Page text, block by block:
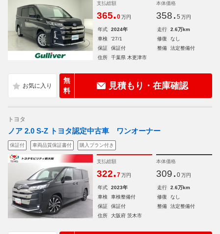
支払総額
365.0 万円
本体価格
358. 5 万円
年式 2024年 走行
2.6万km
車検
'27/1 修復
なし
保証
保証付 整備
法定整備付
住所
千葉県 木更津市
無
料
見積もり・在庫確認
トヨタ
ノア 2.0 S-Z トヨタ認定中古車 ワンオーナー
保証付 車両品質保証書付 購入プラン付き
支払総額
322.7 万円
本体価格
309. 0 万円
年式 2023年 走行
2.6万km
車検
車検整備付 修復
なし
保証
保証付 整備
法定整備付
住所
大阪府 茨木市